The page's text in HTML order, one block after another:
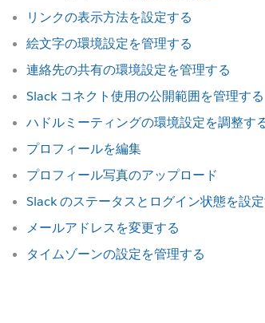
リンクの表示方法を設定する
絵文字の環境設定を管理する
連絡先の共有の環境設定を管理する
Slack コネクト使用の公開範囲を管理する
ハドルミーティングの環境設定を調整す
プロフィールを編集
プロフィール写真のアップロード
Slack のステータスとログイン状態を設
メールアドレスを変更する
タイムゾーンの設定を管理する